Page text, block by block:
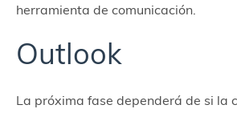
herramienta de comunicación.
Outlook
La próxima fase dependerá de si la